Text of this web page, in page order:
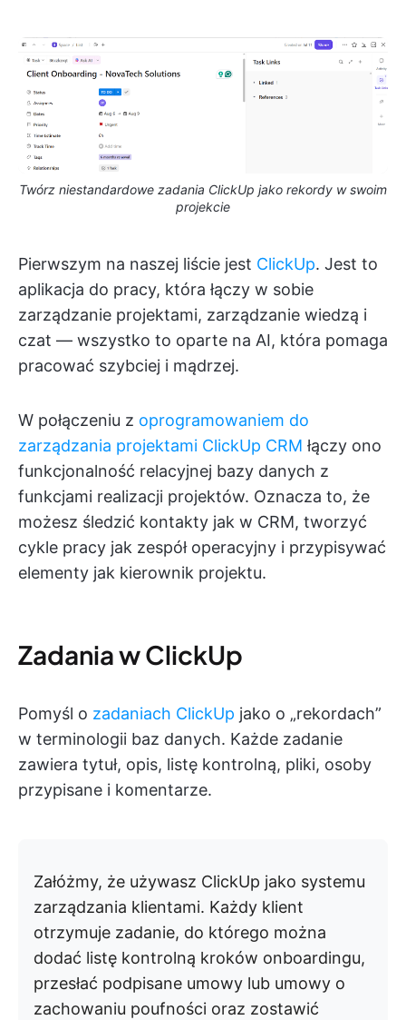
Twórz niestandardowe zadania ClickUp jako rekordy w swoim
projekcie
Pierwszym na naszej liście jest ClickUp. Jest to
aplikacja do pracy, która łączy w sobie
zarządzanie projektami, zarządzanie wiedzą i
czat — wszystko to oparte na AI, która pomaga
pracować szybciej i mądrzej.
W połączeniu z oprogramowaniem do
zarządzania projektami ClickUp CRM łączy ono
funkcjonalność relacyjnej bazy danych z
funkcjami realizacji projektów. Oznacza to, że
możesz śledzić kontakty jak w CRM, tworzyć
cykle pracy jak zespół operacyjny i przypisywać
elementy jak kierownik projektu.
Zadania w ClickUp
Pomyśl o zadaniach ClickUp jako o „rekordach”
w terminologii baz danych. Każde zadanie
zawiera tytuł, opis, listę kontrolną, pliki, osoby
przypisane i komentarze.
Załóżmy, że używasz ClickUp jako systemu
zarządzania klientami. Każdy klient
otrzymuje zadanie, do którego można
dodać listę kontrolną kroków onboardingu,
przesłać podpisane umowy lub umowy o
zachowaniu poufności oraz zostawić